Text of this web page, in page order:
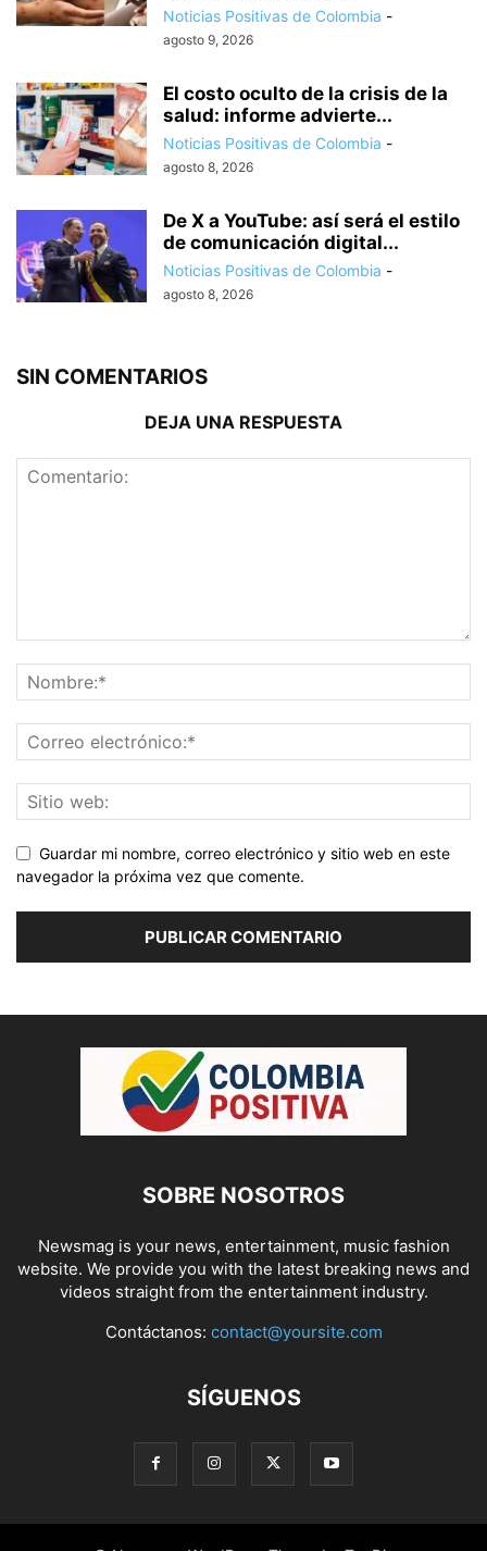
Noticias Positivas de Colombia -
agosto 9, 2026
El costo oculto de la crisis de la
salud: informe advierte...
Noticias Positivas de Colombia -
agosto 8, 2026
De X a YouTube: así será el estilo
de comunicación digital...
Noticias Positivas de Colombia -
agosto 8, 2026
SIN COMENTARIOS
DEJA UNA RESPUESTA
Guardar mi nombre, correo electrónico y sitio web en este
navegador la próxima vez que comente.
SOBRE NOSOTROS
Newsmag is your news, entertainment, music fashion
website. We provide you with the latest breaking news and
videos straight from the entertainment industry.
Contáctanos: contact@yoursite.com
SÍGUENOS